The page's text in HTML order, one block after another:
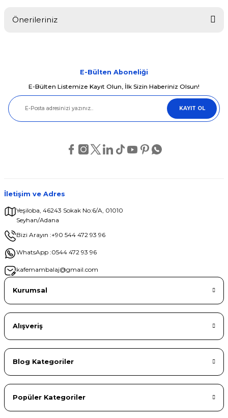
Önerileriniz
Görüş ve önerileriniz için teşekkür ederiz.
Ürün resmi kalitesiz, bozuk veya görüntülenemiyor.
Ürün açıklamasında eksik bilgiler bulunuyor.
Bu ürüne benzer farklı alternatifler olmalı.
E-Bülten Aboneliği
E-Bülten Listemize Kayıt Olun, İlk Sizin Haberiniz Olsun!
KAYIT OL
İletişim ve Adres
Yeşiloba, 46243 Sokak No:6/A, 01010
Seyhan/Adana
Bizi Arayın :+90 544 472 93 96
WhatsApp :0544 472 93 96
kafemambalaj@gmail.com
Kurumsal
Alışveriş
Blog Kategoriler
Popüler Kategoriler